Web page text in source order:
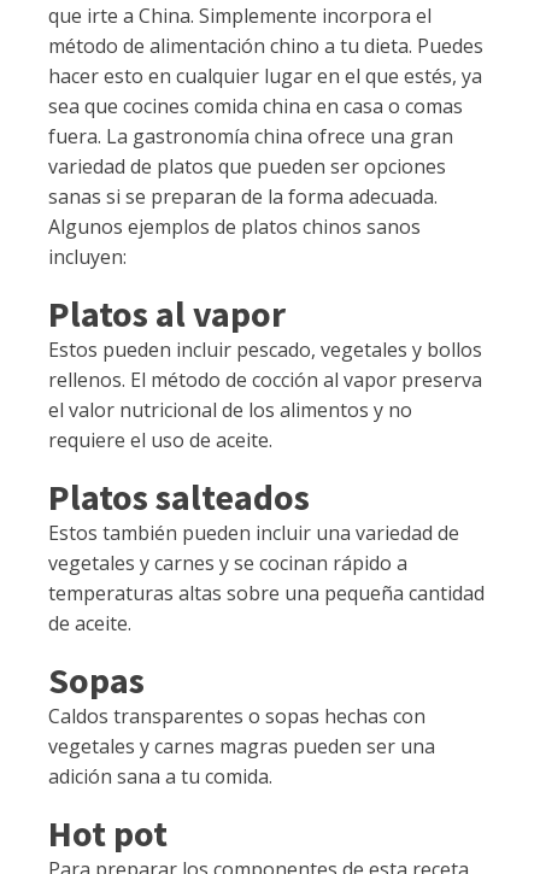
que irte a China. Simplemente incorpora el
método de alimentación chino a tu dieta. Puedes
hacer esto en cualquier lugar en el que estés, ya
sea que cocines comida china en casa o comas
fuera. La gastronomía china ofrece una gran
variedad de platos que pueden ser opciones
sanas si se preparan de la forma adecuada.
Algunos ejemplos de platos chinos sanos
incluyen:
Platos al vapor
Estos pueden incluir pescado, vegetales y bollos
rellenos. El método de cocción al vapor preserva
el valor nutricional de los alimentos y no
requiere el uso de aceite.
Platos salteados
Estos también pueden incluir una variedad de
vegetales y carnes y se cocinan rápido a
temperaturas altas sobre una pequeña cantidad
de aceite.
Sopas
Caldos transparentes o sopas hechas con
vegetales y carnes magras pueden ser una
adición sana a tu comida.
Hot pot
Para preparar los componentes de esta receta,